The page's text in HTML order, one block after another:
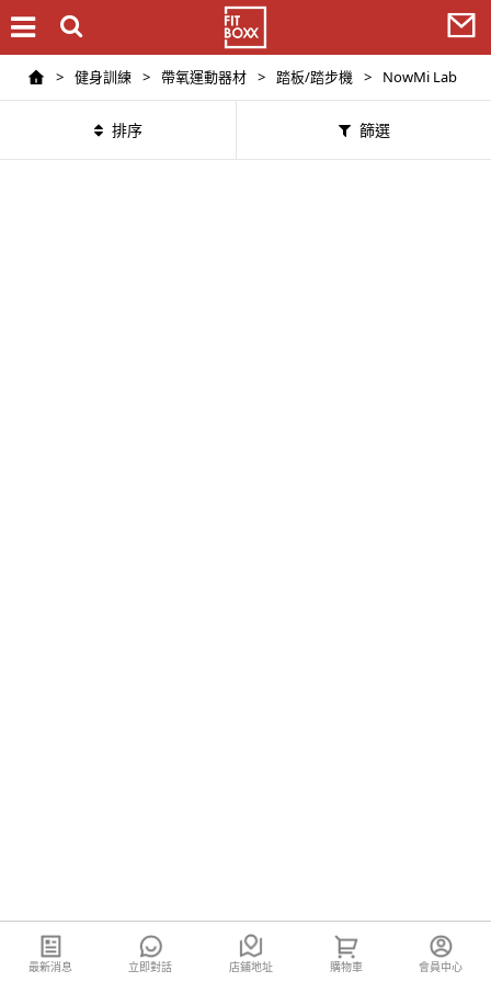
> 健身訓練 > 帶氧運動器材 > 踏板/踏步機 > NowMi Lab
排序 篩選
最新消息 立即對話 店鋪地址 購物車 會員中心